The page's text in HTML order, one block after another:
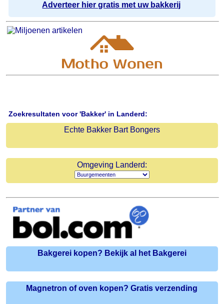
Adverteer hier gratis met uw bakkerij
Zoekresultaten voor 'Bakker' in Landerd:
Echte Bakker Bart Bongers
Omgeving Landerd:
Bakgerei kopen? Bekijk al het Bakgerei
Magnetron of oven kopen? Gratis verzending